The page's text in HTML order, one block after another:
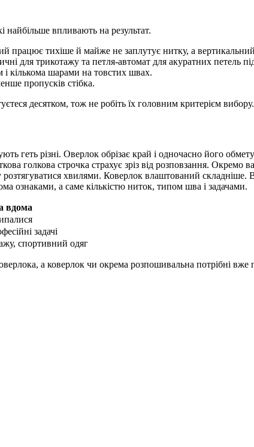
впливають на результат.
працює тихіше й майже не заплутує нитку, а
для трикотажу та петля-автомат для акуратних петель
кількома шарами на товстих швах.
пропусків стібка.
десятком, тож не робіть їх головним критерієм вибору.
геть різні. Оверлок обрізає край і одночасно його
голкова строчка страхує зріз від розповзання. Окремо
хвилями. Коверлок влаштований
ознаками, а саме кількістю ниток, типом шва і задачами.
вдома
задачі
спортивний одяг
а коверлок чи окрема розпошивальна потрібні